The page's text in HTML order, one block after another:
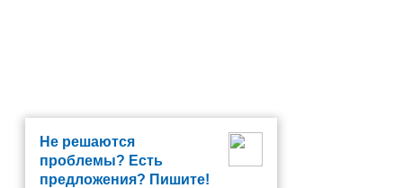
Не решаются
проблемы? Есть
предложения? Пишите!